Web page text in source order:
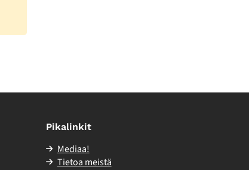
Pikalinkit
Mediaa!
Tietoa meistä